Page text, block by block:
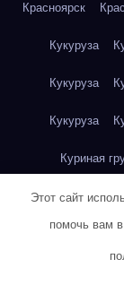
Красноярск
Кукуруза
Кукуруза
Кукуруза
Куриная
Куриная
Этот сайт
помочь вам